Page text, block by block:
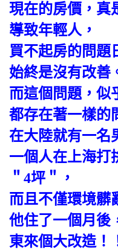
現在的房價，真
導致年輕人，
買不起房的問題
始終是沒有改善
而這個問題，似
都存在著一樣的
在大陸就有一名
一個人在上海打
＂4坪＂，
而且不僅環境髒
他住了一個月後
東來個大改造！